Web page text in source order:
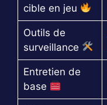
cible en jeu
Outils de
surveillance
Entretien de
base